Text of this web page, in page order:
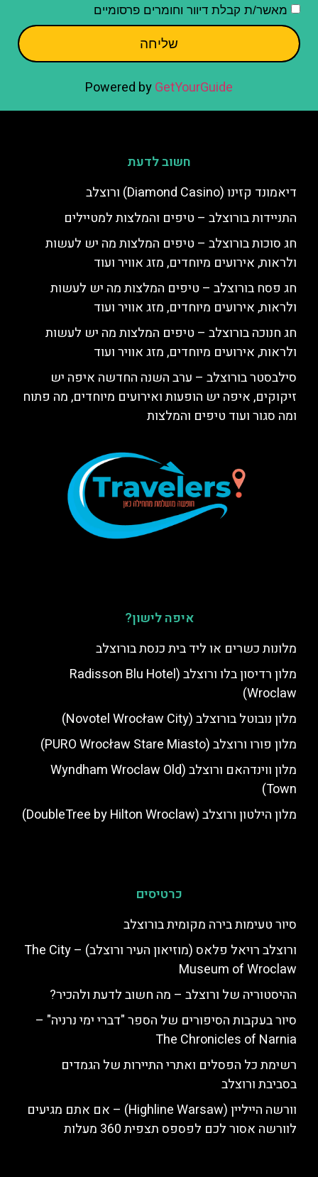
מאשר/ת קבלת דיוור וחומרים פרסומיים
שליחה
Powered byGetYourGuide
חשוב לדעת
דיאמונד קזינו (Diamond Casino) ורוצלב
התניידות בורוצלב – טיפים והמלצות למטיילים
חג סוכות בורוצלב – טיפים המלצות מה יש לעשות
ולראות, אירועים מיוחדים, מזג אוויר ועוד
חג פסח בורוצלב – טיפים המלצות מה יש לעשות
ולראות, אירועים מיוחדים, מזג אוויר ועוד
חג חנוכה בורוצלב – טיפים המלצות מה יש לעשות
ולראות, אירועים מיוחדים, מזג אוויר ועוד
סילבסטר בורוצלב – ערב השנה החדשה איפה יש
זיקוקים, איפה יש הופעות ואירועים מיוחדים, מה פתוח
ומה סגור ועוד טיפים והמלצות
איפה לישון?
מלונות כשרים או ליד בית כנסת בורוצלב
מלון רדיסון בלו ורוצלב (Radisson Blu Hotel
Wroclaw)
מלון נובוטל בורוצלב (Novotel Wrocław City)
מלון פורו ורוצלב (PURO Wrocław Stare Miasto)
מלון ווינדהאם ורוצלב (Wyndham Wroclaw Old
Town)
מלון הילטון ורוצלב (DoubleTree by Hilton Wroclaw)
כרטיסים
סיור טעימות בירה מקומית בורוצלב
ורוצלב רויאל פלאס (מוזיאון העיר ורוצלב) – The City
Museum of Wroclaw
ההיסטוריה של ורוצלב – מה חשוב לדעת ולהכיר?
סיור בעקבות הסיפורים של הספר "דברי ימי נרניה" –
The Chronicles of Narnia
רשימת כל הפסלים ואתרי התיירות של הגמדים
בסביבת ורוצלב
וורשה הייליין (Highline Warsaw) – אם אתם מגיעים
לוורשה אסור לכם לפספס תצפית 360 מעלות